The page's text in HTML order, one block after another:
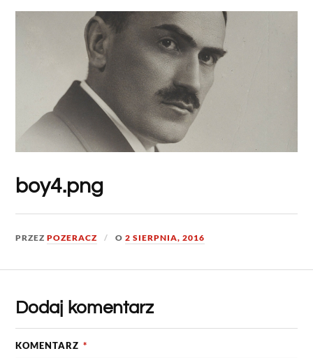
boy4.png
PRZEZPOZERACZ O2 SIERPNIA, 2016
Dodaj komentarz
KOMENTARZ *